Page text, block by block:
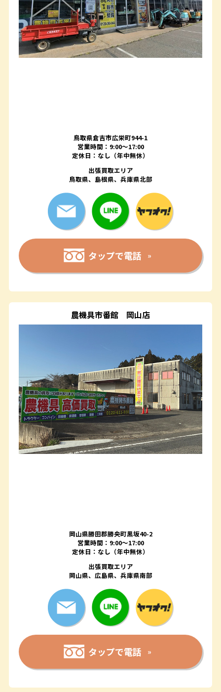
鳥取県倉吉市広栄町944-1
営業時間：9:00～17:00
定休日：なし（年中無休）
出張買取エリア
鳥取県、島根県、兵庫県北部
タップで電話
農機具市番館 岡山店
岡山県勝田郡勝央町黒坂40-2
営業時間：9:00～17:00
定休日：なし（年中無休）
出張買取エリア
岡山県、広島県、兵庫県南部
タップで電話